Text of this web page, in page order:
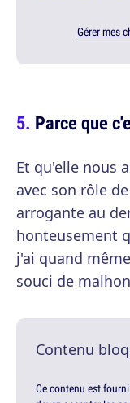
Gérer mes
Parce que
Et qu'elle nous
avec son rôle
arrogante au
honteusement
j'ai quand
souci de
Contenu
Ce contenu est